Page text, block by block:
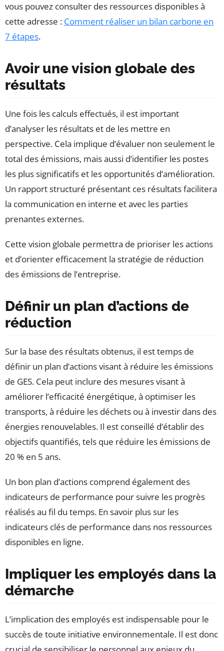
vous pouvez consulter des ressources disponibles à
cette adresse : Comment réaliser un bilan carbone en
7 étapes.
Avoir une vision globale des
résultats
Une fois les calculs effectués, il est important
d’analyser les résultats et de les mettre en
perspective. Cela implique d’évaluer non seulement le
total des émissions, mais aussi d’identifier les postes
les plus significatifs et les opportunités d’amélioration.
Un rapport structuré présentant ces résultats facilitera
la communication en interne et avec les parties
prenantes externes.
Cette vision globale permettra de prioriser les actions
et d’orienter efficacement la stratégie de réduction
des émissions de l’entreprise.
Définir un plan d’actions de
réduction
Sur la base des résultats obtenus, il est temps de
définir un plan d’actions visant à réduire les émissions
de GES. Cela peut inclure des mesures visant à
améliorer l’efficacité énergétique, à optimiser les
transports, à réduire les déchets ou à investir dans des
énergies renouvelables. Il est conseillé d’établir des
objectifs quantifiés, tels que réduire les émissions de
20 % en 5 ans.
Un bon plan d’actions comprend également des
indicateurs de performance pour suivre les progrès
réalisés au fil du temps. En savoir plus sur les
indicateurs clés de performance dans nos ressources
disponibles en ligne.
Impliquer les employés dans la
démarche
L’implication des employés est indispensable pour le
succès de toute initiative environnementale. Il est donc